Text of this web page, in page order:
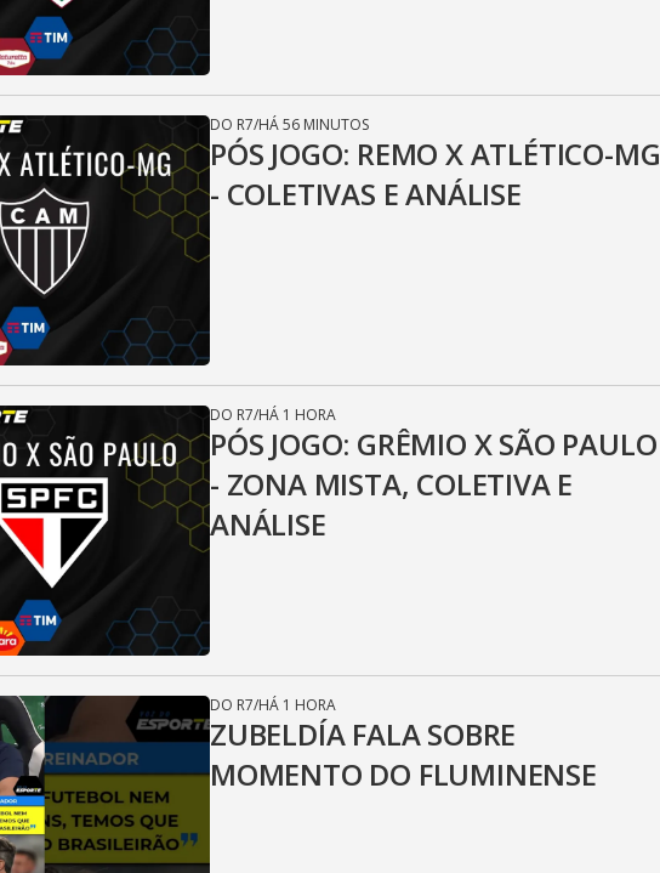
DO R7/HÁ 56 MINUTOS
PÓS JOGO: REMO X ATLÉTICO-MG
- COLETIVAS E ANÁLISE
DO R7/HÁ 1 HORA
PÓS JOGO: GRÊMIO X SÃO PAULO
- ZONA MISTA, COLETIVA E
ANÁLISE
DO R7/HÁ 1 HORA
ZUBELDÍA FALA SOBRE
MOMENTO DO FLUMINENSE